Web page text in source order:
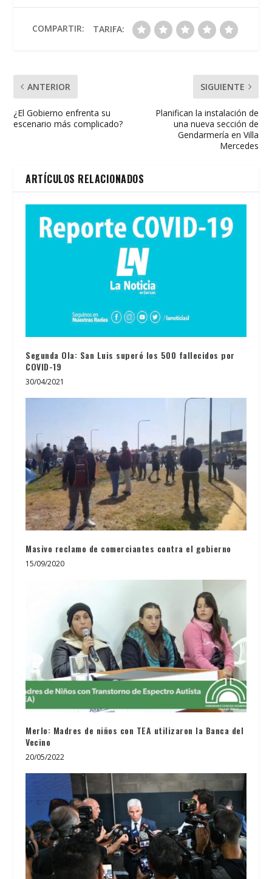
o
o
A
p
ar
ti
COMPARTIR: TARIFA:
ANTERIOR
¿El Gobierno enfrenta su
escenario más complicado?
SIGUIENTE
Planifican la instalación de
una nueva sección de
Gendarmería en Villa
Mercedes
ARTÍCULOS RELACIONADOS
Segunda Ola: San Luis superó los 500 fallecidos por
COVID-19
30/04/2021
Masivo reclamo de comerciantes contra el gobierno
15/09/2020
Merlo: Madres de niños con TEA utilizaron la Banca del
Vecino
20/05/2022